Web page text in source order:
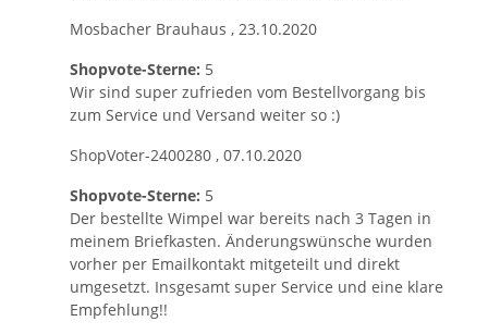
Mosbacher Brauhaus , 23.10.2020
Shopvote-Sterne: 5
Wir sind super zufrieden vom Bestellvorgang bis
zum Service und Versand weiter so :)
ShopVoter-2400280 , 07.10.2020
Shopvote-Sterne: 5
Der bestellte Wimpel war bereits nach 3 Tagen in
meinem Briefkasten. Änderungswünsche wurden
vorher per Emailkontakt mitgeteilt und direkt
umgesetzt. Insgesamt super Service und eine klare
Empfehlung!!